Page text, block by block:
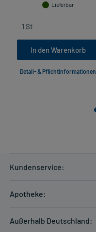
Lieferbar
In den Warenkorb
Detail- & Pflichtinformationen
Kundenservice:
Apotheke:
Außerhalb Deutschland: